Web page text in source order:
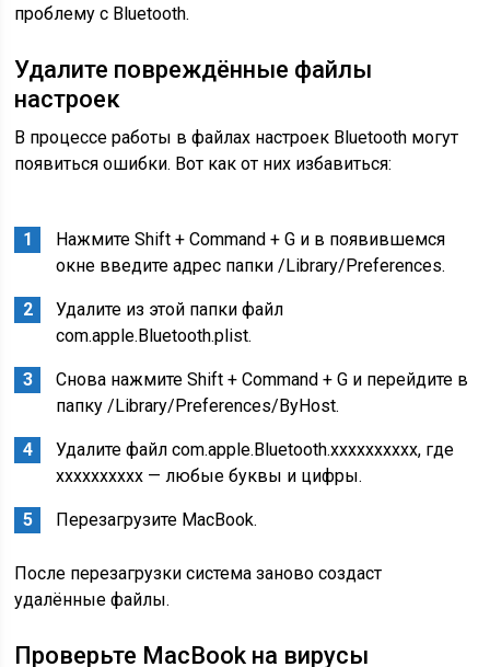
проблему с Bluetooth.
Удалите повреждённые файлы
настроек
В процессе работы в файлах настроек Bluetooth могут
появиться ошибки. Вот как от них избавиться:
Нажмите Shift + Command + G и в появившемся
окне введите адрес папки /Library/Preferences.
Удалите из этой папки файл
com.apple.Bluetooth.plist.
Снова нажмите Shift + Command + G и перейдите в
папку /Library/Preferences/ByHost.
Удалите файл com.apple.Bluetooth.xxxxxxxxxx, где
xxxxxxxxxx — любые буквы и цифры.
Перезагрузите MacBook.
После перезагрузки система заново создаст
удалённые файлы.
Проверьте MacBook на вирусы